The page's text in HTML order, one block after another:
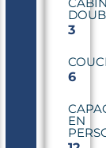
3
6
EN